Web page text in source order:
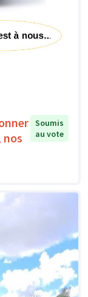
nos
Soumis
au vote